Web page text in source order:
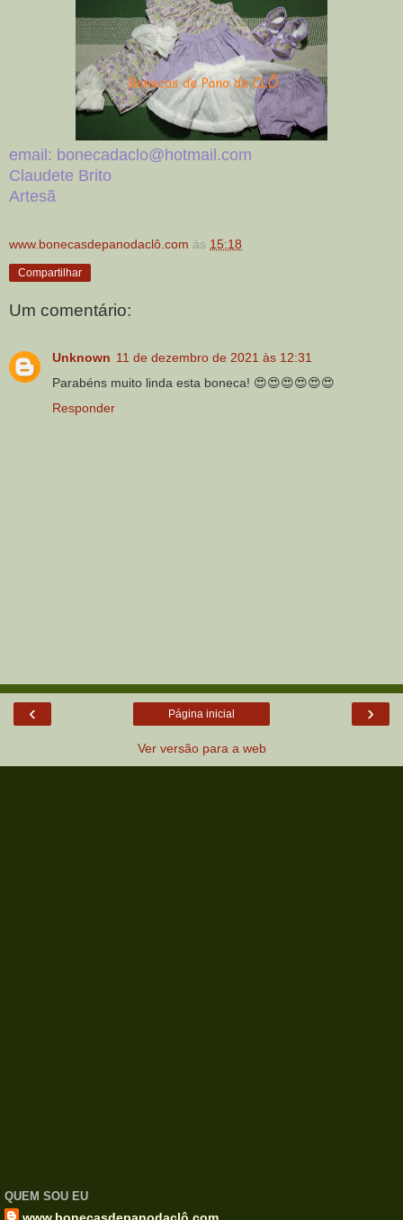
email: bonecadaclo@hotmail.com
Claudete Brito
Artesã
www.bonecasdepanodaclô.com às 15:18
Compartilhar
Um comentário:
Unknown 11 de dezembro de 2021 às 12:31
Parabéns muito linda esta boneca! 😍😍😍😍😍😍
Responder
‹ ›
Página inicial
Ver versão para a web
QUEM SOU EU